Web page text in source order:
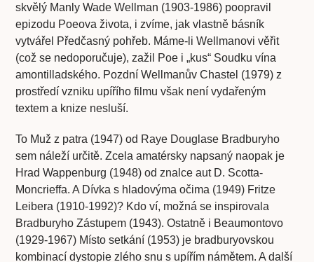
skvělý Manly Wade Wellman (1903-1986) poopravil
epizodu Poeova života, i zvíme, jak vlastně básník
vytvářel Předčasný pohřeb. Máme-li Wellmanovi věřit
(což se nedoporučuje), zažil Poe i „kus“ Soudku vína
amontilladského. Pozdní Wellmanův Chastel (1979) z
prostředí vzniku upířího filmu však není vydařeným
textem a knize nesluší.
To Muž z patra (1947) od Raye Douglase Bradburyho
sem náleží určitě. Zcela amatérsky napsaný naopak je
Hrad Wappenburg (1948) od znalce aut D. Scotta-
Moncrieffa. A Dívka s hladovýma očima (1949) Fritze
Leibera (1910-1992)? Kdo ví, možná se inspirovala
Bradburyho Zástupem (1943). Ostatně i Beaumontovo
(1929-1967) Místo setkání (1953) je bradburyovskou
kombinací dystopie zlého snu s upířím námětem. A další